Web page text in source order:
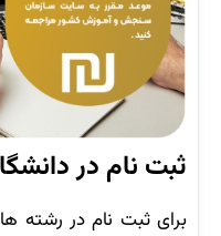
ثبت نام در
برای ثبت نام در رشته